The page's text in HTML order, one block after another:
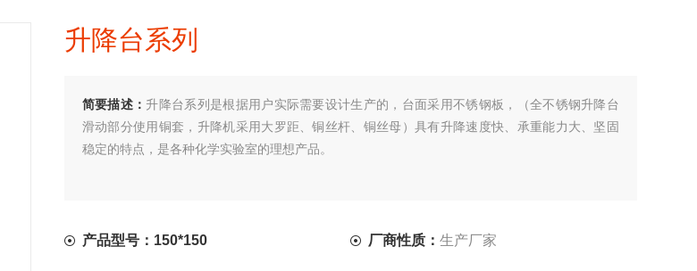
升降台系列
简要描述： 升降台系列是根据用户实际需要设计生产的，台面采用不锈钢板，（全不锈钢升降台
滑动部分使用铜套，升降机采用大罗距、铜丝杆、铜丝母）具有升降速度快、承重能力大、坚固
稳定的特点，是各种化学实验室的理想产品。
产品型号：150*150 厂商性质：生产厂家